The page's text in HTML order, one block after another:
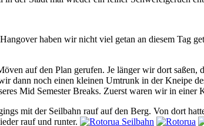
haben wir nicht viel getan an diesem Tag
auf den Plan gerufen. Je länger wir dort
dann noch einen kleinen Umtrunk in der Kneipe
Mid Semester Breaks. Zuerst waren wir in
mit der Seilbahn rauf auf den Berg. Von dort
rauf und runter.